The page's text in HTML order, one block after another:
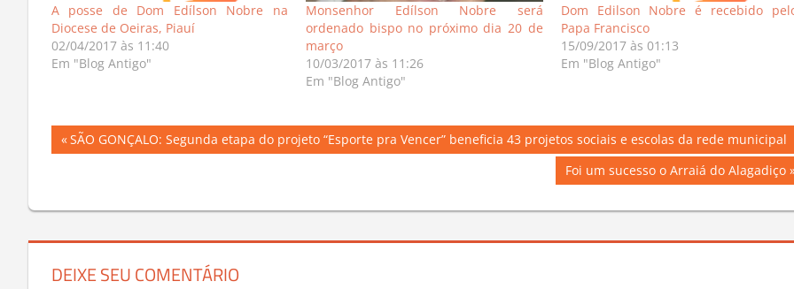
A posse de Dom Edílson Nobre na
Diocese de Oeiras, Piauí
02/04/2017 às 11:40
Em "Blog Antigo"
Monsenhor Edílson Nobre será
ordenado bispo no próximo dia 20 de
março
10/03/2017 às 11:26
Em "Blog Antigo"
Dom Edilson Nobre é recebido
Papa Francisco
15/09/2017 às 01:13
Em "Blog Antigo"
Navegação
Post
Previous
Post:
SÃO GONÇALO: Segunda etapa do projeto “Esporte pra Vencer” beneficia 43 projetos sociais e escolas da rede municipal
Next
Foi um sucesso o Arraiá do Alagadiço
DEIXE SEU COMENTÁRIO